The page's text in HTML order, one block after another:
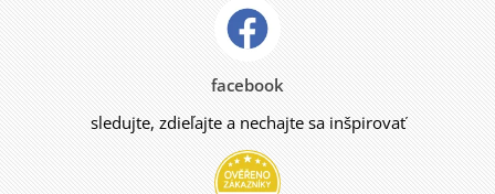
facebook
sledujte, zdieľajte a nechajte sa inšpirovať